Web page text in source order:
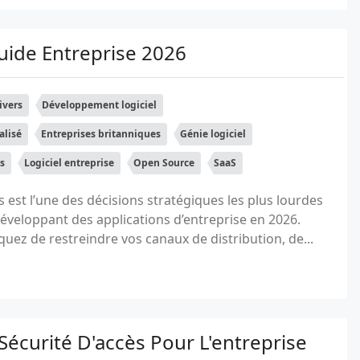
Entreprise 2026
Développement logiciel
Entreprises britanniques Génie logiciel
Logiciel entreprise Open Source SaaS
l’une des décisions stratégiques les plus lourdes
des applications d’entreprise en 2026.
de restreindre vos canaux de distribution, de...
D'accès Pour L'entreprise